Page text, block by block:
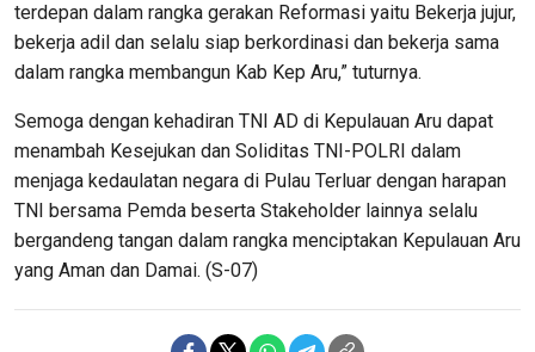
terdepan dalam rangka gerakan Reformasi yaitu Bekerja jujur,
bekerja adil dan selalu siap berkordinasi dan bekerja sama
dalam rangka membangun Kab Kep Aru,” tuturnya.
Semoga dengan kehadiran TNI AD di Kepulauan Aru dapat
menambah Kesejukan dan Soliditas TNI-POLRI dalam
menjaga kedaulatan negara di Pulau Terluar dengan harapan
TNI bersama Pemda beserta Stakeholder lainnya selalu
bergandeng tangan dalam rangka menciptakan Kepulauan Aru
yang Aman dan Damai. (S-07)